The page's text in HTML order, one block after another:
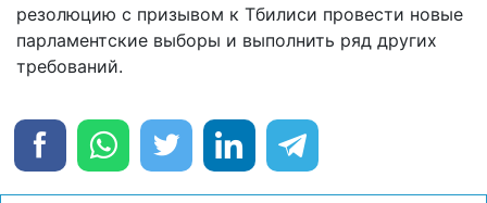
резолюцию с призывом к Тбилиси провести новые
парламентские выборы и выполнить ряд других
требований.